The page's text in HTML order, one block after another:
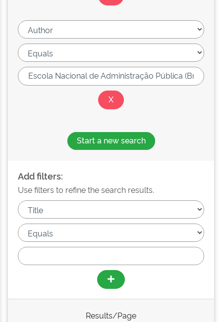
Start a new search
Add filters:
Use filters to refine the search results.
Results/Page